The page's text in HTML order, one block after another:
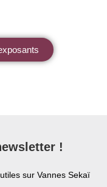
!
sur Vannes Sekaï